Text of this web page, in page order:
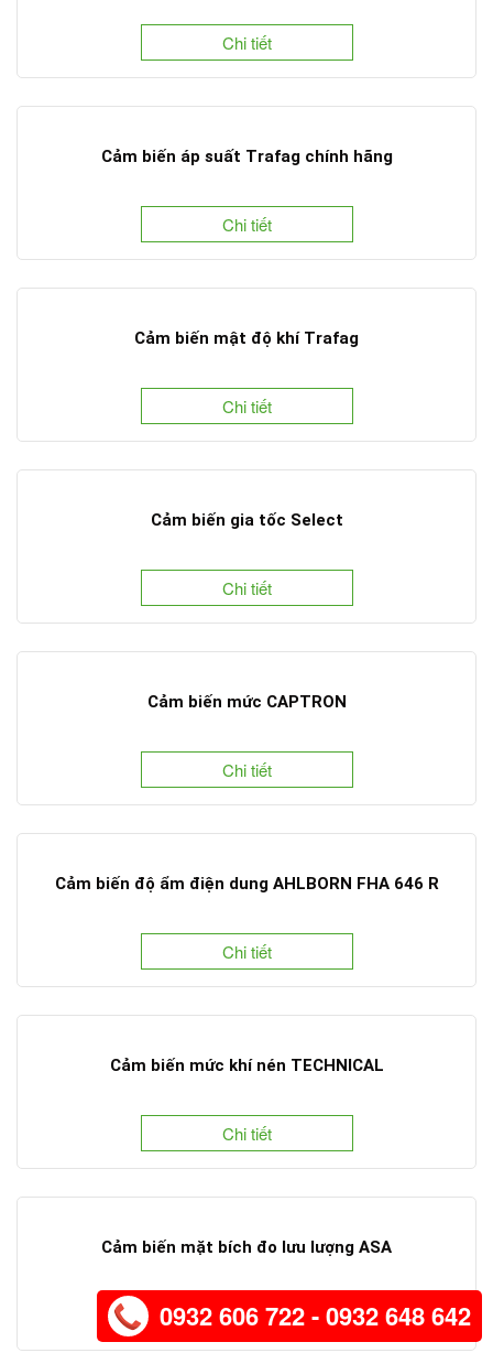
Chi tiết
Cảm biến áp suất Trafag chính hãng
Chi tiết
Cảm biến mật độ khí Trafag
Chi tiết
Cảm biến gia tốc Select
Chi tiết
Cảm biến mức CAPTRON
Chi tiết
Cảm biến độ ẩm điện dung AHLBORN FHA 646 R
Chi tiết
Cảm biến mức khí nén TECHNICAL
Chi tiết
Cảm biến mặt bích đo lưu lượng ASA
Chi tiết
0932 606 722 - 0932 648 642